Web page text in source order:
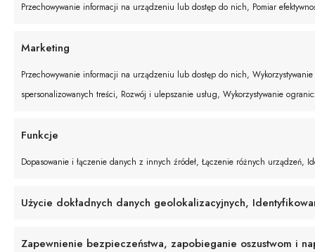
Przechowywanie informacji na urządzeniu lub dostęp do nich, Pomiar
Marketing
Przechowywanie informacji na urządzeniu lub dostęp do nich,
spersonalizowanych treści, Rozwój i ulepszanie usług, Wykorzystywanie
Funkcje
Dopasowanie i łączenie danych z innych źródeł, Łączenie różnych urządzeń,
Użycie dokładnych danych geolokalizacyjnych,
Zapewnienie bezpieczeństwa, zapobieganie oszustwom i